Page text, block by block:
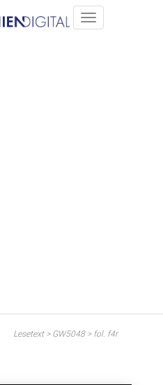
Lesetext > GW5048 > fol. f4r